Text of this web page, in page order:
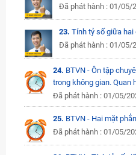
Đã phát hành : 01/05/
23. Tính tỷ số giữa hai
Đã phát hành : 01/05/
24. BTVN - Ôn tập
trong không gian. Quan
Đã phát hành : 01/05/
25. BTVN - Hai mặt
Đã phát hành : 01/05/